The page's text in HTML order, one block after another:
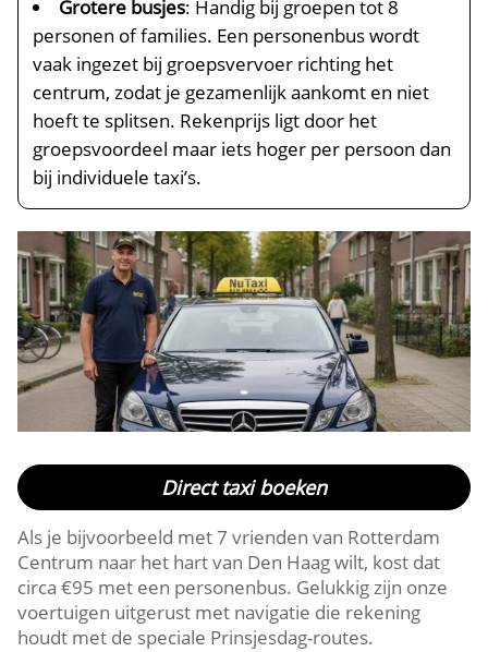
Grotere busjes: Handig bij groepen tot 8
personen of families. Een personenbus wordt
vaak ingezet bij groepsvervoer richting het
centrum, zodat je gezamenlijk aankomt en niet
hoeft te splitsen. Rekenprijs ligt door het
groepsvoordeel maar iets hoger per persoon dan
bij individuele taxi’s.
Direct taxi boeken
Als je bijvoorbeeld met 7 vrienden van Rotterdam
Centrum naar het hart van Den Haag wilt, kost dat
circa €95 met een personenbus. Gelukkig zijn onze
voertuigen uitgerust met navigatie die rekening
houdt met de speciale Prinsjesdag-routes.